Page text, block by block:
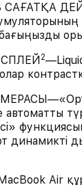
2
автоматты
динамикті
Air